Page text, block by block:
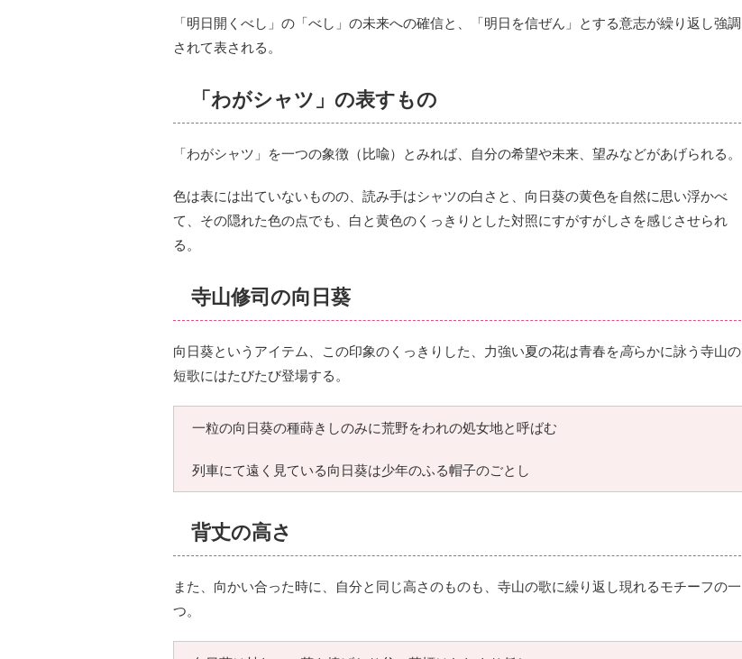
「明日開くべし」の「べし」の未来への確信と、「明日を信ぜん」とする意志が繰り返し強調
されて表される。
「わがシャツ」の表すもの
「わがシャツ」を一つの象徴（比喩）とみれば、自分の希望や未来、望みなどがあげられる。
色は表には出ていないものの、読み手はシャツの白さと、向日葵の黄色を自然に思い浮かべ
て、その隠れた色の点でも、白と黄色のくっきりとした対照にすがすがしさを感じさせられ
る。
寺山修司の向日葵
向日葵というアイテム、この印象のくっきりした、力強い夏の花は青春を高らかに詠う寺山の
短歌にはたびたび登場する。
一粒の向日葵の種蒔きしのみに荒野をわれの処女地と呼ばむ
列車にて遠く見ている向日葵は少年のふる帽子のごとし
背丈の高さ
また、向かい合った時に、自分と同じ高さのものも、寺山の歌に繰り返し現れるモチーフの一
つ。